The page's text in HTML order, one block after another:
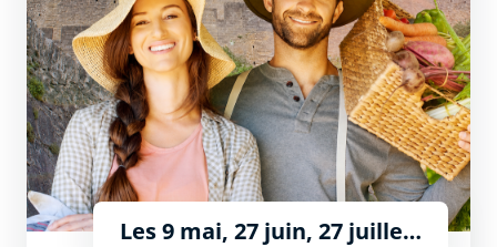
Les 9 mai, 27 juin, 27 juillet